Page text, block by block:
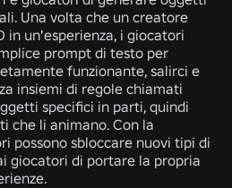
Una volta che un creatore
in un'esperienza, i giocatori
prompt di testo per
funzionante, salirci e
insiemi di regole chiamati
specifici in parti, quindi
che li animano. Con la
possono sbloccare nuovi tipi di
giocatori di portare la propria